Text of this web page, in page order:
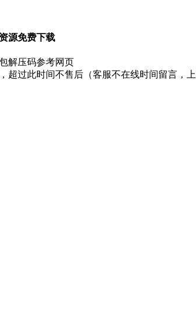
源免费下载
解压码参考网页
超过此时间不售后（客服不在线时间留言，上